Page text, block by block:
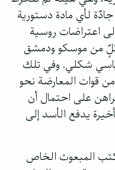
في مناقشة جادّة لأي مادة دستورية
اعتراضات روسية
من موسكو ودمشق
شكلي. وفي تلك
قوات المعارضة نحو
على احتمال أن
يدفع الأسد إلى
المبعوث الخاص